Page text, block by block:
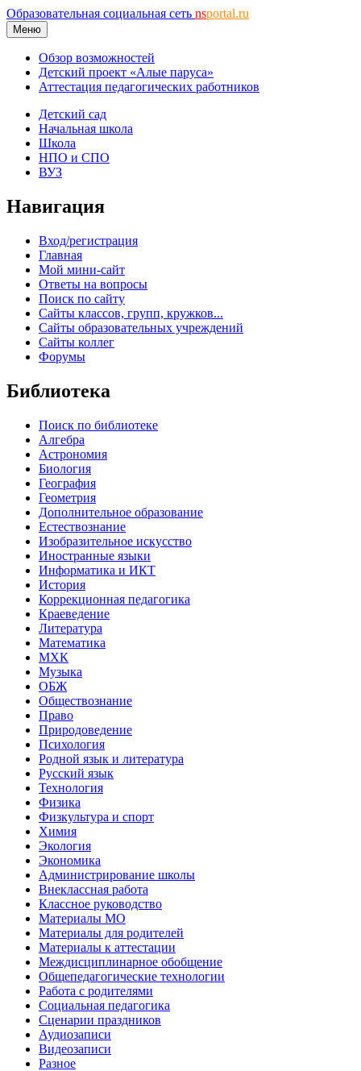
Образовательная социальная сеть nsportal.ru
Меню
Обзор возможностей
Детский проект «Алые паруса»
Аттестация педагогических работников
Детский сад
Начальная школа
Школа
НПО и СПО
ВУЗ
Навигация
Вход/регистрация
Главная
Мой мини-сайт
Ответы на вопросы
Поиск по сайту
Сайты классов, групп, кружков...
Сайты образовательных учреждений
Сайты коллег
Форумы
Библиотека
Поиск по библиотеке
Алгебра
Астрономия
Биология
География
Геометрия
Дополнительное образование
Естествознание
Изобразительное искусство
Иностранные языки
Информатика и ИКТ
История
Коррекционная педагогика
Краеведение
Литература
Математика
МХК
Музыка
ОБЖ
Обществознание
Право
Природоведение
Психология
Родной язык и литература
Русский язык
Технология
Физика
Физкультура и спорт
Химия
Экология
Экономика
Администрирование школы
Внеклассная работа
Классное руководство
Материалы МО
Материалы для родителей
Материалы к аттестации
Междисциплинарное обобщение
Общепедагогические технологии
Работа с родителями
Социальная педагогика
Сценарии праздников
Аудиозаписи
Видеозаписи
Разное